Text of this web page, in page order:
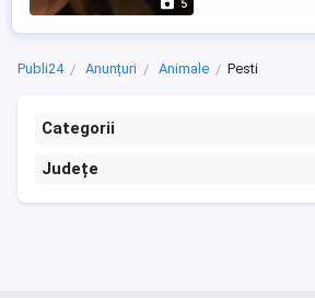
5
Publi24 Anunțuri Animale Pesti
Categorii
Județe